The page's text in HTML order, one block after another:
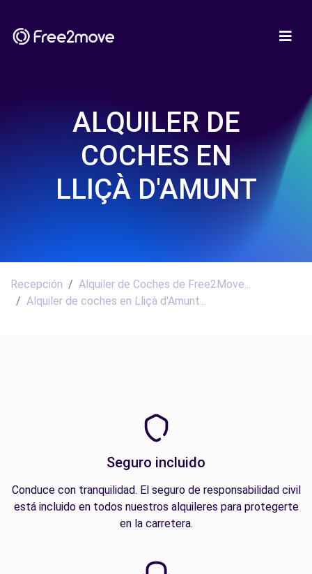
ALQUILER DE
COCHES EN
LLIÇÀ D'AMUNT
Recepción
Alquiler de Coches de Free2Move...
Alquiler de coches en Lliçà d'Amunt...
Seguro incluido
Conduce con tranquilidad. El seguro de responsabilidad civil
está incluido en todos nuestros alquileres para protegerte
en la carretera.